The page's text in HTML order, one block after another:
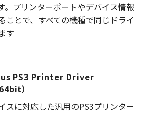
。プリンターポートやデバイス情報
ことで、すべての機種で同じドライ
す
PS3 Printer Driver
）
スに対応した汎用のPS3プリンター